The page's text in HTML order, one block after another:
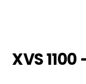
ØL & Spiritus
XVS